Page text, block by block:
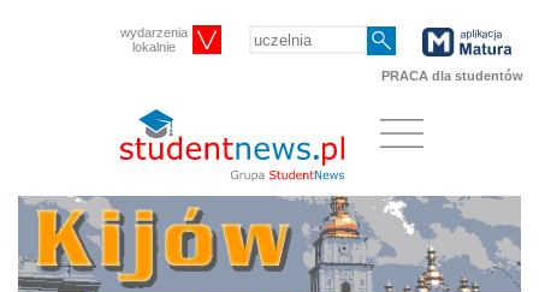
wydarzenia
lokalnie
PRACA dla studentów